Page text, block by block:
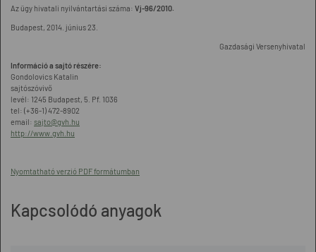
Az ügy hivatali nyilvántartási száma: Vj-96/2010.
Budapest, 2014. június 23.
Gazdasági Versenyhivatal
Információ a sajtó részére:
Gondolovics Katalin
sajtószóvivő
levél: 1245 Budapest, 5. Pf. 1036
tel: (+36-1) 472-8902
email: sajto@gvh.hu
http://www.gvh.hu
Nyomtatható verzió PDF formátumban
Kapcsolódó anyagok